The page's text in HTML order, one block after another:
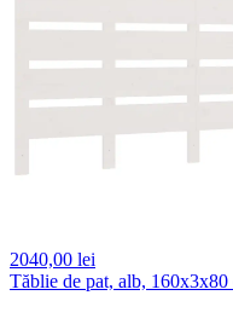
2040,00 lei
Tăblie de pat, alb,